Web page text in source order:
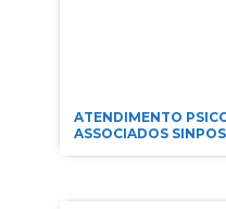
ATENDIMENTO
ASSOCIADOS